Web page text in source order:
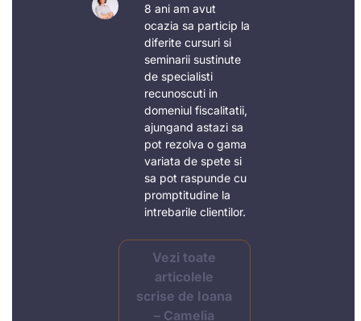
8 ani am avut
ocazia sa particip la
diferite cursuri si
seminarii sustinute
de specialisti
recunoscuti in
domeniul fiscalitatii,
ajungand astazi sa
pot rezolva o gama
variata de spete si
sa pot raspunde cu
promptitudine la
intrebarile clientilor.
Vezi toate
articolele
scrise de Ioana
– Camelia